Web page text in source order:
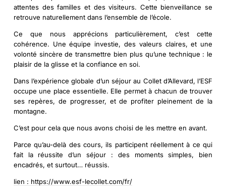
attentes des familles et des visiteurs. Cette bienveillance se
retrouve naturellement dans l’ensemble de l’école.
Ce que nous apprécions particulièrement, c’est cette
cohérence. Une équipe investie, des valeurs claires, et une
volonté sincère de transmettre bien plus qu’une technique : le
plaisir de la glisse et la confiance en soi.
Dans l’expérience globale d’un séjour au Collet d’Allevard, l’ESF
occupe une place essentielle. Elle permet à chacun de trouver
ses repères, de progresser, et de profiter pleinement de la
montagne.
C’est pour cela que nous avons choisi de les mettre en avant.
Parce qu’au-delà des cours, ils participent réellement à ce qui
fait la réussite d’un séjour : des moments simples, bien
encadrés, et surtout… réussis.
lien : https://www.esf-lecollet.com/fr/